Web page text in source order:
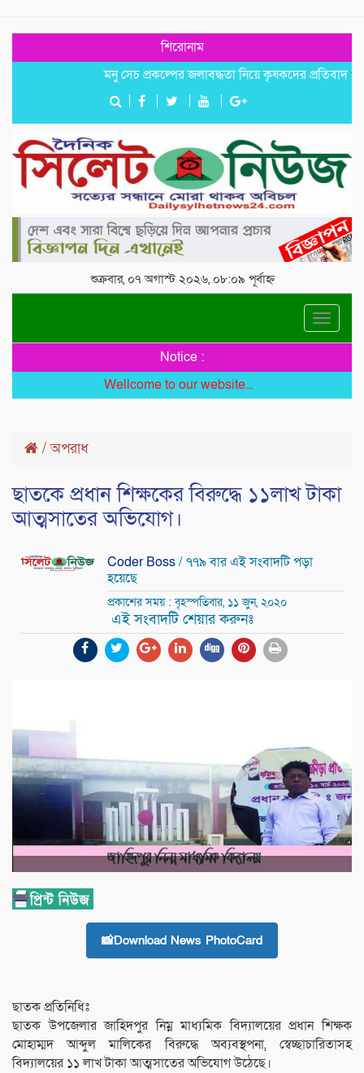
শিরোনাম
মনু সেচ প্রকল্পের জলাবদ্ধতা নিয়ে কৃষকদের প্রতিবাদ
শুক্রবার, ০৭ অগাস্ট ২০২৬, ০৮:০৯ পূর্বাহ্ন
Toggle
Notice :
Wellcome to our website...
/অপরাধ
ছাতকে প্রধান শিক্ষকের বিরুদ্ধে ১১লাখ টাকা
আত্মসাতের অভিযোগ।
Coder Boss/ ৭৭৯ বার এই সংবাদটি পড়া
হয়েছে
প্রকাশের সময় : বৃহস্পতিবার, ১১ জুন, ২০২০
এই সংবাদটি শেয়ার করুনঃ
📸Download News PhotoCard
ছাতক প্রতিনিধিঃ
ছাতক উপজেলার জাহিদপুর নিম্ন মাধ্যমিক বিদ্যালয়ের প্রধান শিক্ষক
মোহাম্মদ আব্দুল মালিকের বিরুদ্ধে অব্যবস্থপনা, স্বেচ্ছাচারিতাসহ
বিদ্যালয়ের ১১ লাখ টাকা আত্মসাতের অভিযোগ উঠেছে।